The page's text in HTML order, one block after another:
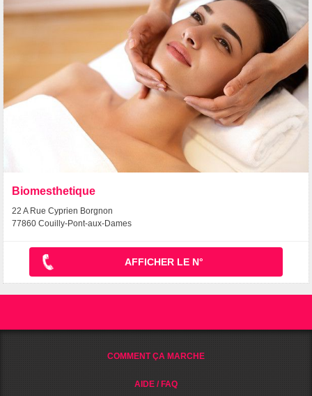
Biomesthetique
22 A Rue Cyprien Borgnon
77860 Couilly-Pont-aux-Dames
AFFICHER LE N°
COMMENT ÇA MARCHE
AIDE / FAQ